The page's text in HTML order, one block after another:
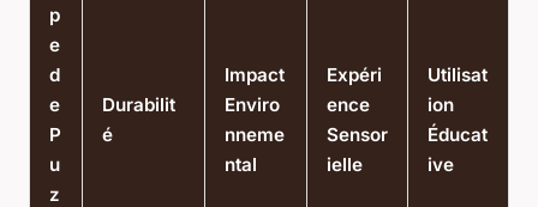
p
e
d
e
P
u
z
Durabilit
é
Impact
Enviro
nneme
ntal
Expéri
ence
Sensor
ielle
Utilisat
ion
Éducat
ive